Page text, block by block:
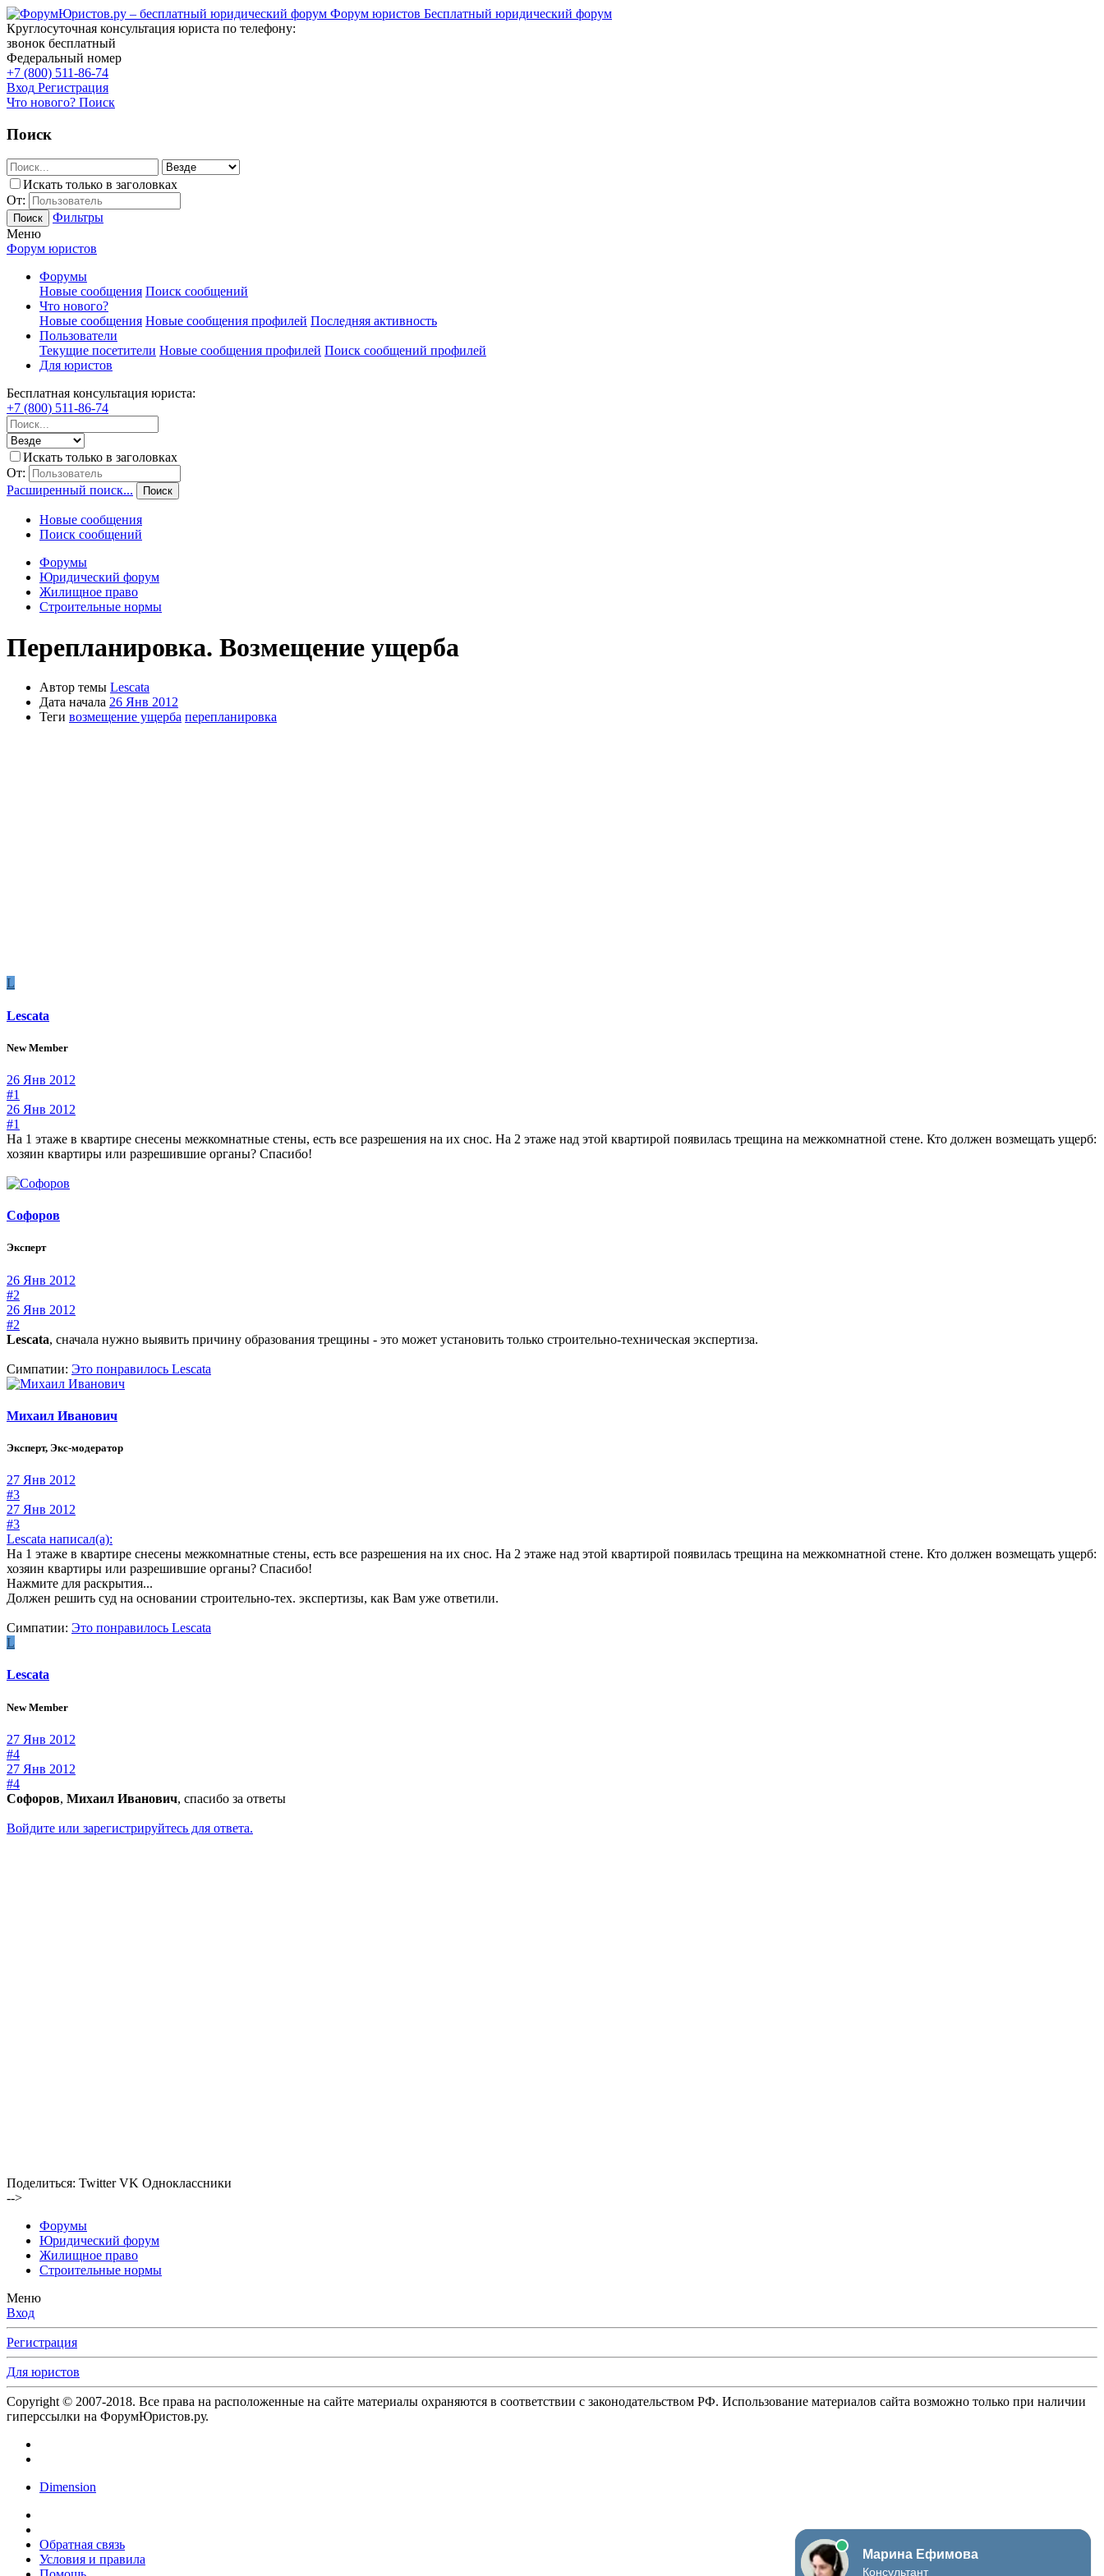
Форум юристов Бесплатный юридический форум
Круглосуточная консультация юриста по телефону:
звонок бесплатный
Федеральный номер
+7 (800) 511-86-74
Вход Регистрация
Что нового? Поиск
Поиск
Искать только в заголовках
От:
Поиск
Фильтры
Меню
Форум юристов
Форумы
Новые сообщения Поиск сообщений
Что нового?
Новые сообщения Новые сообщения профилей Последняя активность
Пользователи
Текущие посетители Новые сообщения профилей Поиск сообщений профилей
Для юристов
Бесплатная консультация юриста:
+7 (800) 511-86-74
Искать только в заголовках
От:
Расширенный поиск...
Поиск
Новые сообщения
Поиск сообщений
Форумы
Юридический форум
Жилищное право
Строительные нормы
Перепланировка. Возмещение ущерба
Автор темы Lescata
Дата начала 26 Янв 2012
Теги возмещение ущерба перепланировка
L
Lescata
New Member
26 Янв 2012
#1
26 Янв 2012
#1
На 1 этаже в квартире снесены межкомнатные стены, есть все разрешения на их снос. На 2 этаже над этой квартирой появилась трещина на межкомнатной стене. Кто должен возмещать ущерб:
хозяин квартиры или разрешившие органы? Спасибо!
Софоров
Эксперт
26 Янв 2012
#2
26 Янв 2012
#2
Lescata, сначала нужно выявить причину образования трещины - это может установить только строительно-техническая экспертиза.
Симпатии: Это понравилось Lescata
Михаил Иванович
Эксперт, Экс-модератор
27 Янв 2012
#3
27 Янв 2012
#3
Lescata написал(а):
На 1 этаже в квартире снесены межкомнатные стены, есть все разрешения на их снос. На 2 этаже над этой квартирой появилась трещина на межкомнатной стене. Кто должен возмещать ущерб:
хозяин квартиры или разрешившие органы? Спасибо!
Нажмите для раскрытия...
Должен решить суд на основании строительно-тех. экспертизы, как Вам уже ответили.
Симпатии: Это понравилось Lescata
L
Lescata
New Member
27 Янв 2012
#4
27 Янв 2012
#4
Софоров, Михаил Иванович, спасибо за ответы
Войдите или зарегистрируйтесь для ответа.
Поделиться: Twitter VK Одноклассники
-->
Форумы
Юридический форум
Жилищное право
Строительные нормы
Меню
Вход
Регистрация
Для юристов
Copyright © 2007-2018. Все права на расположенные на сайте материалы охраняются в соответствии с законодательством РФ. Использование материалов сайта возможно только при наличии
гиперссылки на ФорумЮристов.ру.
Dimension
Обратная связь
Условия и правила